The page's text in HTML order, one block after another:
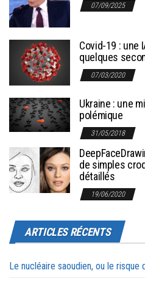
07/09/2025
Covid-19 : une
quelques
07/03/2020
Ukraine : une
polémique
31/05/2018
de simples
détaillés
19/06/2020
ARTICLES RÉCENTS
Le nucléaire saoudien, ou le risque